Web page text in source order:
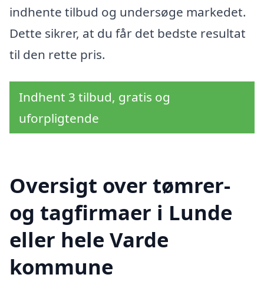
indhente tilbud og undersøge markedet.
Dette sikrer, at du får det bedste resultat
til den rette pris.
Indhent 3 tilbud, gratis og
uforpligtende
Oversigt over tømrer-
og tagfirmaer i Lunde
eller hele Varde
kommune